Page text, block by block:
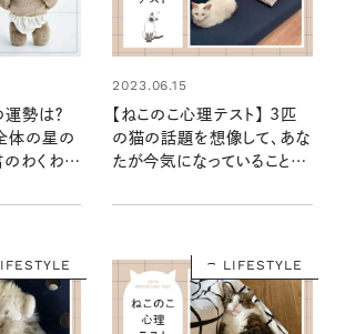
勢は？
体の星の
わくわく
2023.06.15
【ねこのこ心理テスト】 3匹
の猫の話題を想像して、あな
たが今気になっていることや
ゃ！
LIFESTYLE